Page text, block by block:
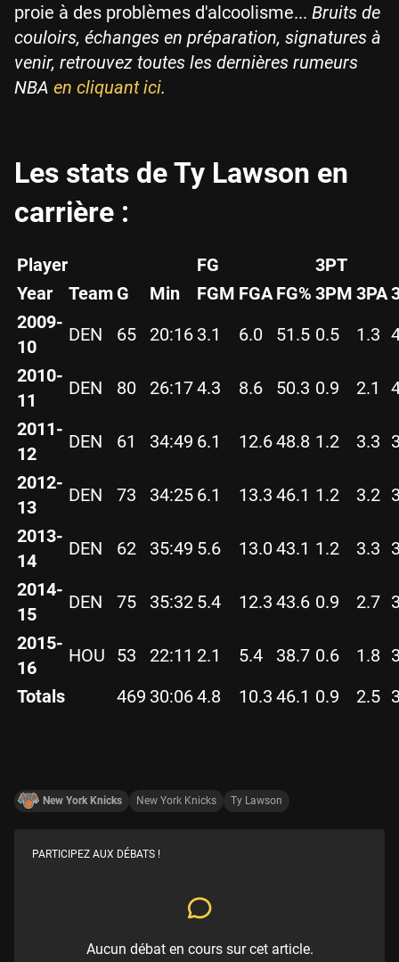
proie à des problèmes d'alcoolisme... Bruits de
couloirs, échanges en préparation, signatures à
venir, retrouvez toutes les dernières rumeurs
NBA en cliquant ici.
Les stats de Ty Lawson en
carrière :
Player FG
3PT
Year
Team G Min FGM FGA FG% 3PM 3PA
2009-
10
DEN 65 20:16 3.1 6.0 51.5 0.5 1.3
2010-
11
DEN 80 26:174.3 8.6 50.3 0.9 2.1
2011-
12
DEN 61 34:49 6.1 12.648.8 1.2 3.3
2012-
13
DEN 73 34:25 6.1 13.3 46.1 1.2 3.2
2013-
14
DEN 62 35:49 5.6 13.0 43.1 1.2 3.3
2014-
15
DEN 75 35:32 5.4 12.3 43.6 0.9 2.7
2015-
16
HOU 53 22:11 2.1 5.4 38.7 0.6 1.8
Totals
469 30:064.8 10.3 46.1 0.9 2.5
New York Knicks New York Knicks Ty Lawson
PARTICIPEZ AUX DÉBATS !
Aucun débat en cours sur cet article.